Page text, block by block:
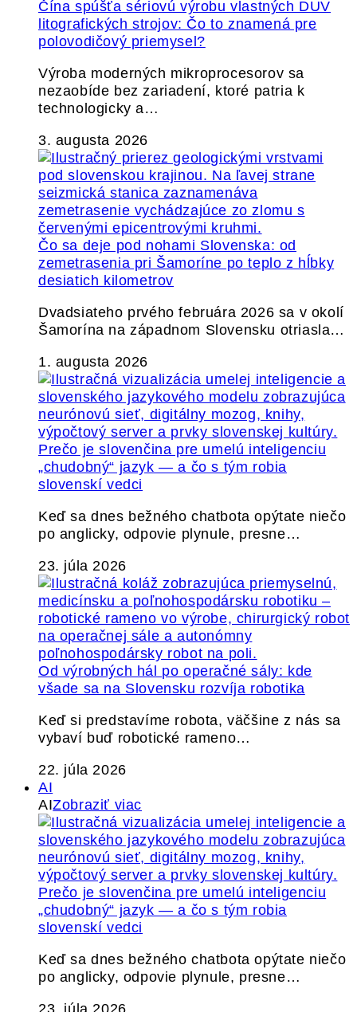
Čína spúšťa sériovú výrobu vlastných DUV
litografických strojov: Čo to znamená pre
polovodičový priemysel?
Výroba moderných mikroprocesorov sa
nezaobíde bez zariadení, ktoré patria k
technologicky a…
3. augusta 2026
Čo sa deje pod nohami Slovenska: od
zemetrasenia pri Šamoríne po teplo z hĺbky
desiatich kilometrov
Dvadsiateho prvého februára 2026 sa v okolí
Šamorína na západnom Slovensku otriasla…
1. augusta 2026
Prečo je slovenčina pre umelú inteligenciu
„chudobný“ jazyk — a čo s tým robia
slovenskí vedci
Keď sa dnes bežného chatbota opýtate niečo
po anglicky, odpovie plynule, presne…
23. júla 2026
Od výrobných hál po operačné sály: kde
všade sa na Slovensku rozvíja robotika
Keď si predstavíme robota, väčšine z nás sa
vybaví buď robotické rameno…
22. júla 2026
AI
AIZobraziť viac
Prečo je slovenčina pre umelú inteligenciu
„chudobný“ jazyk — a čo s tým robia
slovenskí vedci
Keď sa dnes bežného chatbota opýtate niečo
po anglicky, odpovie plynule, presne…
23. júla 2026